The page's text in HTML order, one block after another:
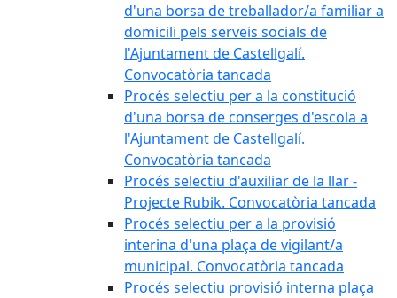
d'una borsa de treballador/a familiar a
domicili pels serveis socials de
l'Ajuntament de Castellgalí.
Convocatòria tancada
Procés selectiu per a la constitució
d'una borsa de conserges d'escola a
l'Ajuntament de Castellgalí.
Convocatòria tancada
Procés selectiu d'auxiliar de la llar -
Projecte Rubik. Convocatòria tancada
Procés selectiu per a la provisió
interina d'una plaça de vigilant/a
municipal. Convocatòria tancada
Procés selectiu provisió interna plaça